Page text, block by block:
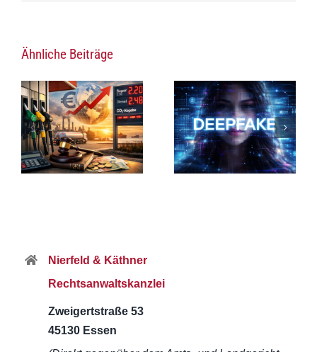
Ähnliche Beiträge
Nierfeld & Käthner
Rechtsanwaltskanzlei
Zweigertstraße 53
45130 Essen